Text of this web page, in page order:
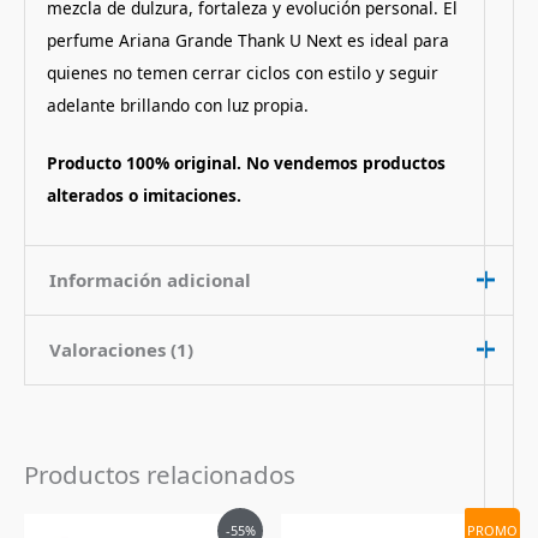
mezcla de dulzura, fortaleza y evolución personal. El
perfume Ariana Grande Thank U Next es ideal para
quienes no temen cerrar ciclos con estilo y seguir
adelante brillando con luz propia.
Producto 100% original. No vendemos productos
alterados o imitaciones.
Información adicional
Contenido
Pais de Origen Estados Unidos
Eau de Parfum (edp)
Valoraciones (1)
el perfume Thank U, Next de Ariana
Productos relacionados
-55% PROMO
El